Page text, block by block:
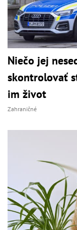
Niečo jej
skontrolovať
im život
Zahraničné